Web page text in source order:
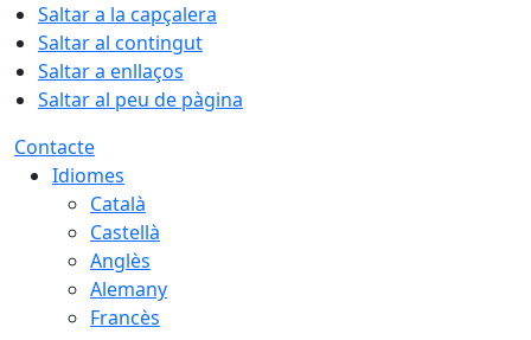
Saltar a la capçalera
Saltar al contingut
Saltar a enllaços
Saltar al peu de pàgina
Contacte
Idiomes
Català
Castellà
Anglès
Alemany
Francès